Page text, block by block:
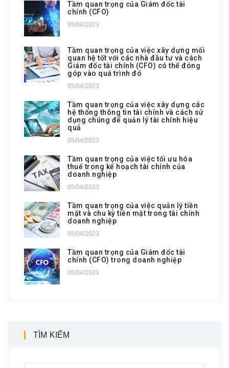
Tầm quan trọng của Giám đốc tài
chính (CFO)
05/04/2023
Tầm quan trọng của việc xây dựng mối
quan hệ tốt với các nhà đầu tư và cách
Giám đốc tài chính (CFO) có thể đóng
góp vào quá trình đó
05/04/2023
Tầm quan trọng của việc xây dựng các
hệ thống thông tin tài chính và cách sử
dụng chúng để quản lý tài chính hiệu
quả
05/04/2023
Tầm quan trọng của việc tối ưu hóa
thuế trong kế hoạch tài chính của
doanh nghiệp
05/04/2023
Tầm quan trọng của việc quản lý tiền
mặt và chu kỳ tiền mặt trong tài chính
doanh nghiệp
05/04/2023
Tầm quan trọng của Giám đốc tài
chính (CFO) trong doanh nghiệp
05/04/2023
TÌM KIẾM